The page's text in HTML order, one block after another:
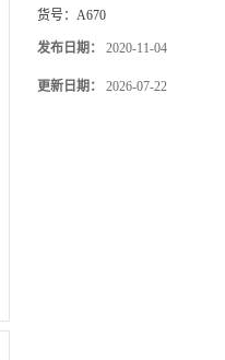
货号： A670
发布日期： 2020-11-04
更新日期： 2026-07-22